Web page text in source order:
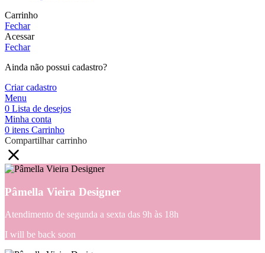
Carrinho
Fechar
Acessar
Fechar
Ainda não possui cadastro?
Criar cadastro
Menu
0 Lista de desejos
Minha conta
0 itens Carrinho
Compartilhar carrinho
Pâmella Vieira Designer
Atendimento de segunda a sexta das 9h às 18h
I will be back soon